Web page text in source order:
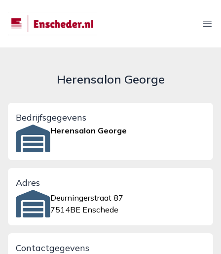
enscheder.nl
Herensalon George
Bedrijfsgegevens
Herensalon George
Adres
Deurningerstraat 87
7514BE Enschede
Contactgegevens